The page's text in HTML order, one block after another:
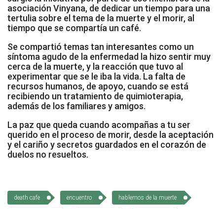
Socios Colaboradores
Colaboramos con
Formaciones
Nuestra propuesta de formación
Acompañamiento
Noticias
Contacto
asociación Vinyana, de dedicar un tiempo para una
tertulia sobre el tema de la muerte y el morir, al
tiempo que se compartía un café.
Se compartió temas tan interesantes como un
síntoma agudo de la enfermedad la hizo sentir muy
cerca de la muerte, y la reacción que tuvo al
experimentar que se le iba la vida. La falta de
recursos humanos, de apoyo, cuando se está
recibiendo un tratamiento de quimioterapia,
además de los familiares y amigos.
La paz que queda cuando acompañas a tu ser
querido en el proceso de morir, desde la aceptación
y el cariño y secretos guardados en el corazón de
duelos no resueltos.
death cafe encuentro hablemos de la muerte